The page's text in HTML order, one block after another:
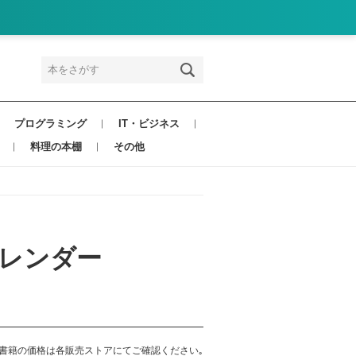
プログラミング
IT・ビジネス
料理の本棚 その他
ンダー
籍の価格は各販売ストアにてご確認ください｡